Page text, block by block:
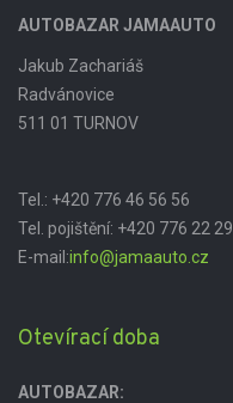
AUTOBAZAR JAMAAUTO
Jakub Zachariáš
Radvánovice
511 01 TURNOV
Tel.: +420 776 46 56 56
Tel. pojištění: +420 776 22
E-mail:info@jamaauto.cz
Otevírací doba
AUTOBAZAR: